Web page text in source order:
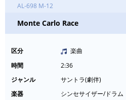
AL-698 M-12
Monte Carlo Race
区分
楽曲
時間
2:36
ジャンル
サントラ(劇伴)
楽器
シンセサイザー/ドラム